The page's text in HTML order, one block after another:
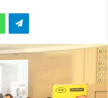
WhatsApp